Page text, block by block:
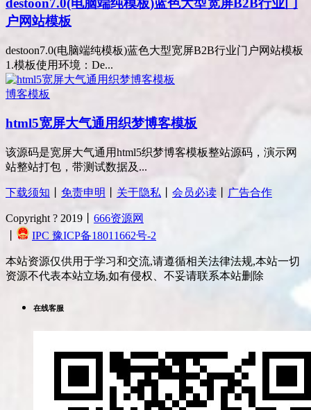
destoon7.0(电脑端纯模板)蓝色大型宽屏B2B行业门
户网站模板
destoon7.0(电脑端纯模板)蓝色大型宽屏B2B行业门户网站模板
1.模板使用环境：De...
博客模板
html5宽屏大气通用织梦博客模板
该源码是宽屏大气通用html5织梦博客模板整站源码，演示网
站整站打包，带测试数据及...
下载须知 免责申明 关于隐私 会员必读 广告合作
Copyright ? 2019丨 666资源网
IPC 豫ICP备18011662号-2
本站资源仅供用于学习和交流,请遵循相关法律法规,本站一切
资源不代表本站立场,如有侵权、不妥请联系本站删除
在线客服